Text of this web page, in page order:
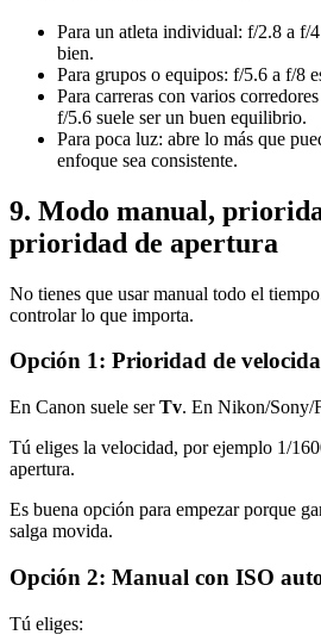
Para un atleta individual: f/2.8 a f/
bien.
Para grupos o equipos: f/5.6 a f/8
Para carreras con varios
f/5.6 suele ser un buen equilibrio.
Para poca luz: abre lo más que
enfoque sea consistente.
9. Modo manual,
prioridad de apertura
No tienes que usar manual todo el
controlar lo que importa.
Opción 1: Prioridad de
En Canon suele serTv. En Nikon/Sony/
Tú eliges la velocidad, por ejemplo 1/
apertura.
Es buena opción para empezar porque
salga movida.
Opción 2: Manual con ISO
Tú eliges: